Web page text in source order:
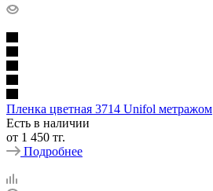
Пленка цветная 3714 Unifol метражом
Есть в наличии
от 1 450 тг.
Подробнее